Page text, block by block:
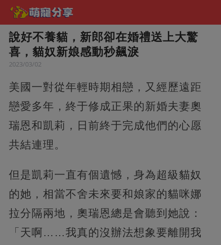
說好不養貓，新郎卻在婚禮送上大驚
喜，貓奴新娘感動秒飆淚
2023/03/02
美國一對從年輕時期相戀，又經歷遠距
戀愛多年，終于修成正果的新婚夫妻奧
瑞恩和凱莉，日前終于完成他們的心愿
共結連理。
但是凱莉一直有個遺憾，身為超級貓奴
的她，相當不舍未來要和娘家的貓咪娜
拉分隔兩地，奧瑞恩總是會聽到她說：
「天啊……我真的沒辦法想象要離開我